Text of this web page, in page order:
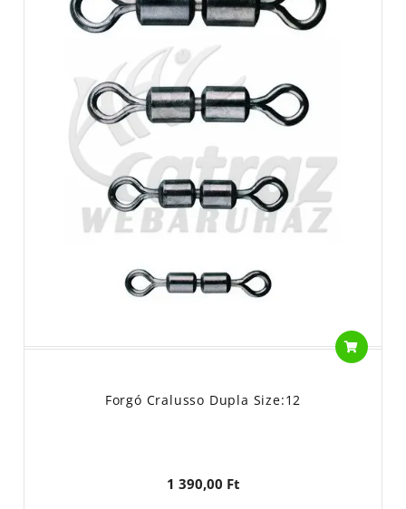
Forgó Cralusso Dupla Size:12
1 390,00 Ft